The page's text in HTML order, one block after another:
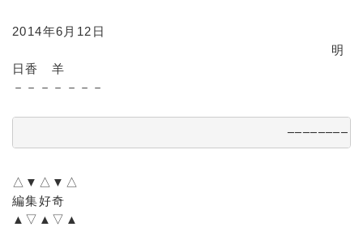
2014年6月12日
明
日香 羊
－－－－－－－
　                　────────＜
△▼△▼△
編集好奇
▲▽▲▽▲